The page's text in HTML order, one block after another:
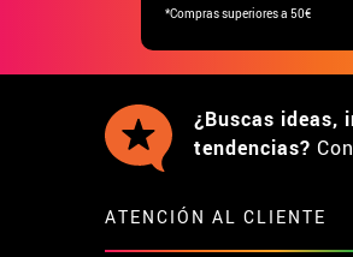
*Compras superiores a 50€
¿Buscas ideas,
tendencias?
ATENCIÓN AL CLIENTE